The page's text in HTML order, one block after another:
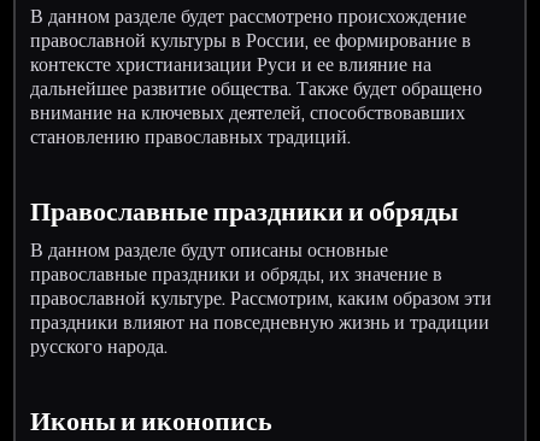
В данном разделе будет рассмотрено происхождение
православной культуры в России, ее формирование в
контексте христианизации Руси и ее влияние на
дальнейшее развитие общества. Также будет обращено
внимание на ключевых деятелей, способствовавших
становлению православных традиций.
Православные праздники и обряды
В данном разделе будут описаны основные
православные праздники и обряды, их значение в
православной культуре. Рассмотрим, каким образом эти
праздники влияют на повседневную жизнь и традиции
русского народа.
Иконы и иконопись